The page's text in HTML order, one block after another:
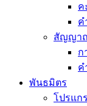
ค
ค
สัญญาณ
ก
ค
พันธมิตร
โปรแก